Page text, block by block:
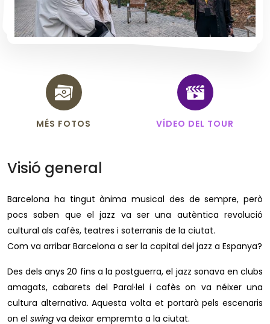
MÉS FOTOS VÍDEO DEL TOUR
Visió general
Barcelona ha tingut ànima musical des de sempre, però
pocs saben que el jazz va ser una autèntica revolució
cultural als cafès, teatres i soterranis de la ciutat.
Com va arribar Barcelona a ser la capital del jazz a Espanya?
Des dels anys 20 fins a la postguerra, el jazz sonava en clubs
amagats, cabarets del Paral·lel i cafès on va néixer una
cultura alternativa. Aquesta volta et portarà pels escenaris
on el swing va deixar empremta a la ciutat.